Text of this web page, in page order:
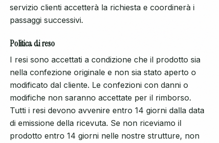
servizio clienti accetterà la richiesta e coordinerà i
passaggi successivi.
Politica di reso
I resi sono accettati a condizione che il prodotto sia
nella confezione originale e non sia stato aperto o
modificato dal cliente. Le confezioni con danni o
modifiche non saranno accettate per il rimborso.
Tutti i resi devono avvenire entro 14 giorni dalla data
di emissione della ricevuta. Se non riceviamo il
prodotto entro 14 giorni nelle nostre strutture, non